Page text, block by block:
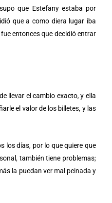
que Estefany estaba por
que a como diera lugar iba
entonces que decidió entrar
llevar el cambio exacto, y ella
el valor de los billetes, y las
los días, por lo que quiere que
también tiene problemas;
la puedan ver mal peinada y